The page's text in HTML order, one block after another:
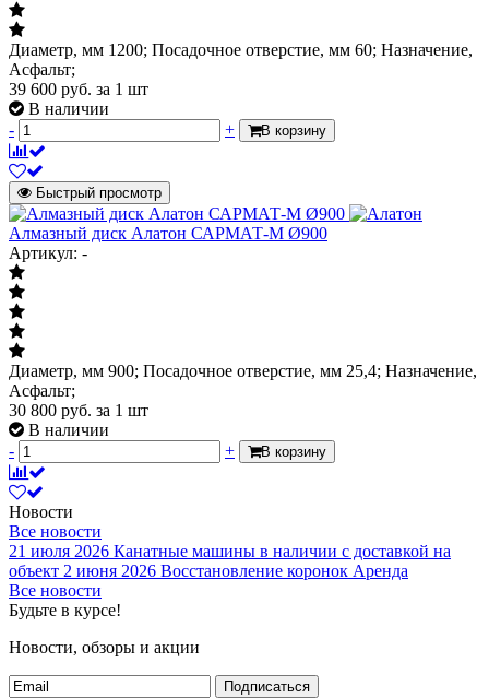
Диаметр, мм 1200; Посадочное отверстие, мм 60; Назначение,
Асфальт;
39 600 руб. за 1 шт
В наличии
-
+ В корзину
Быстрый просмотр
Алмазный диск Алатон САРМАТ-М Ø900
Артикул: -
Диаметр, мм 900; Посадочное отверстие, мм 25,4; Назначение,
Асфальт;
30 800 руб. за 1 шт
В наличии
-
+ В корзину
Новости
Все новости
21 июля 2026 Канатные машины в наличии с доставкой на
объект 2 июня 2026 Восстановление коронок Аренда
Все новости
Будьте в курсе!
Новости, обзоры и акции
Подписаться